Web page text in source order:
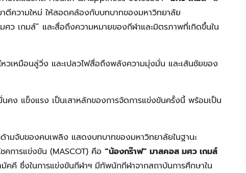
วามใหม่ ให้สอดคล้องกับบทบาทของมหาวิทยาลัย
ศว เกมส์” และสื่อถึงความหมายของกีฬาและมิตรภาพที่เกิดขึ้นใน
วเหมือนลู่วิ่ง และเปลวไฟสื่อถึงพลังความมุ่งมั่น และเส้นชัยของ
คง แข็งแรง เป็นเสาหลักของการจัดการแข่งขันครั้งนี้ พร้อมเป็น
ามจับของคบเพลิง แสดงบทบาทของมหาวิทยาลัยในฐานะ
การแข่งขัน (MASCOT) คือ “น้องกร๊าฟ” มาสคอส มศว เกมส์
ซึ่งในการแข่งขันกีฬาฯ มีทัพนักกีฬาจากสถาบันการศึกษาใน